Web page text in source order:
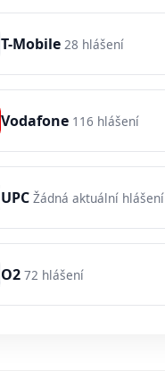
T-Mobile 28 hlášení
Vodafone 116 hlášení
UPC Žádná aktuální hlášení
O2 72 hlášení